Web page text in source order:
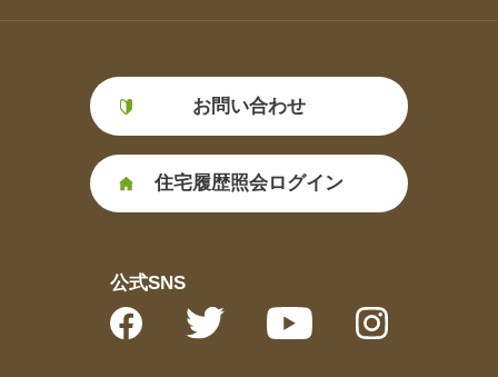
お問い合わせ
住宅履歴照会ログイン
公式SNS